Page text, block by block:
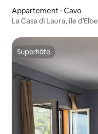
Appartement ⋅ Cavo
La Casa di Laura, île d’Elbe
Superhôte
Superhôte